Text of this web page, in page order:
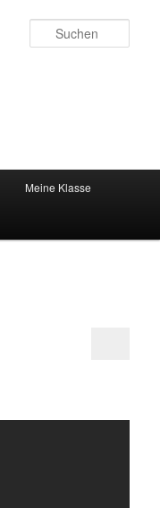
Meine Klasse